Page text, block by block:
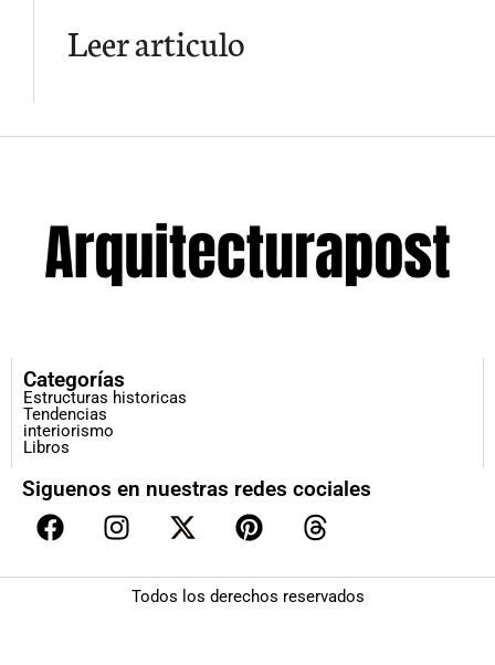
Leer articulo
Categorías
Estructuras historicas
Tendencias
interiorismo
Libros
Siguenos en nuestras redes cociales
Todos los derechos reservados